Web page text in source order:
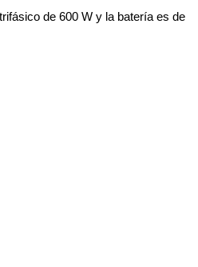
de 600 W y la batería es de